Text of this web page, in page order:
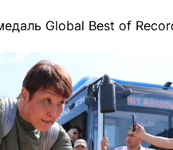
Global Best of